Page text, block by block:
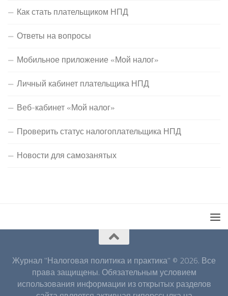
Как стать плательщиком НПД
Ответы на вопросы
Мобильное приложение «Мой налог»
Личный кабинет плательщика НПД
Веб-кабинет «Мой налог»
Проверить статус налогоплательщика НПД
Новости для самозанятых
Журнал "Налоговая политика и практика" © 2026. Все
права защищены. Обязательным условием
использования информации из открытых разделов